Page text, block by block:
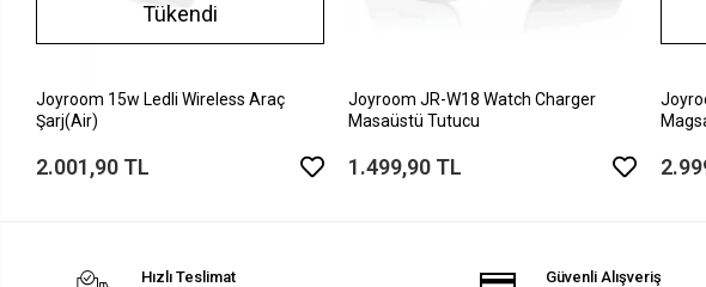
Tükendi
Joyroom 15w Ledli Wireless Araç
Şarj(Air)
2.001,90 TL
Joyroom JR-W18 Watch Charger
Masaüstü Tutucu
1.499,90 TL
Hızlı Teslimat Güvenli Alışveriş